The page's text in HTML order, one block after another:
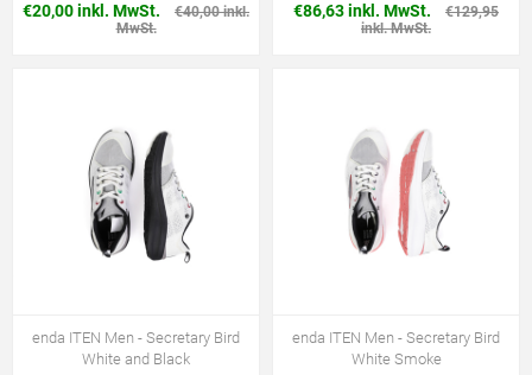
€20,00 inkl. MwSt.
€40,00 inkl.
MwSt.
€86,63 inkl. MwSt.
€129,95
inkl. MwSt.
enda ITEN Men - Secretary Bird
White and Black
enda ITEN Men - Secretary Bird
White Smoke